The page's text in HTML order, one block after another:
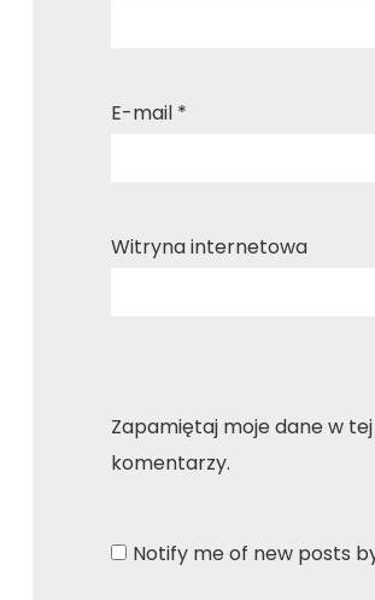
E-mail *
Witryna internetowa
Zapamiętaj moje dane w
komentarzy.
Notify me of new posts